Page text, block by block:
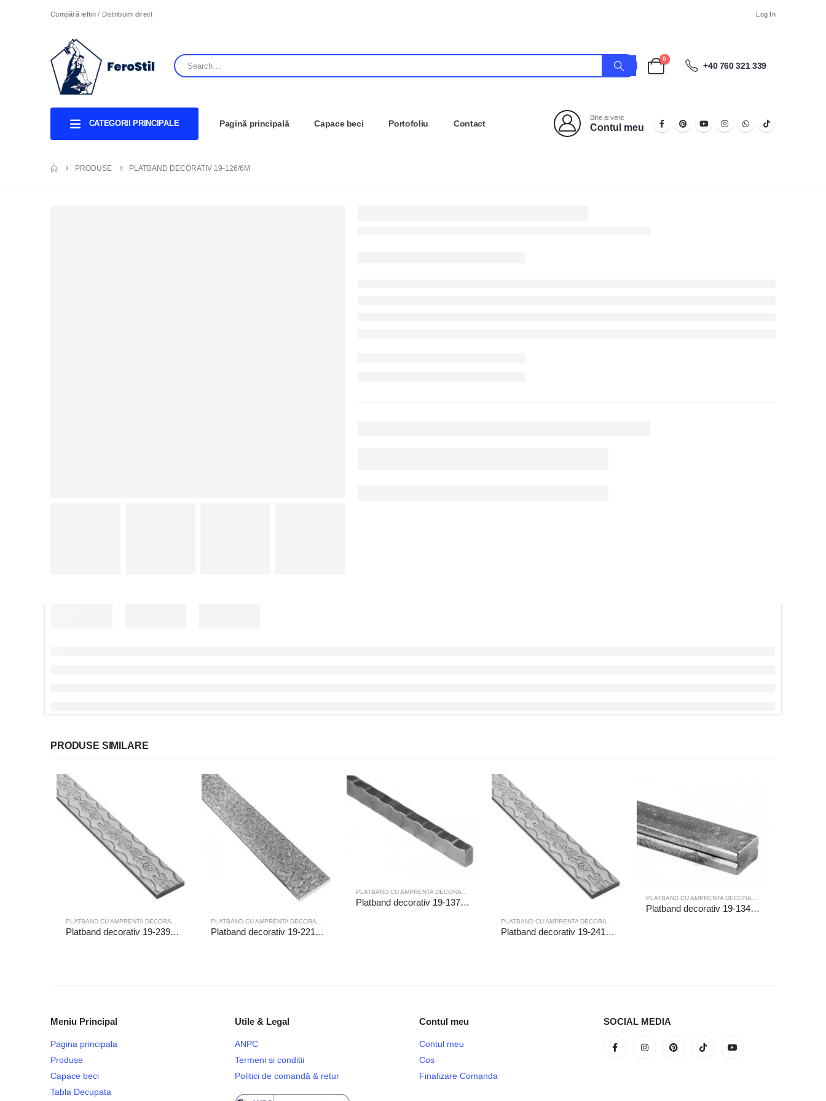
Cumpără ieftin / Distribuim direct Log In
0
+40 760 321 339
CATEGORII PRINCIPALE Pagină principală Capace beci Portofoliu Contact
Bine ai venit
Contul meu
PRODUSE PLATBAND DECORATIV 19-126/6M
PRODUSE SIMILARE
PLATBAND CU AMPRENTA DECORATIVA
Platband decorativ 19-239/6m
PLATBAND CU AMPRENTA DECORATIVA
Platband decorativ 19-221/3m
Platband decorativ 19-137/6m
PLATBAND CU AMPRENTA DECORATIVA
Platband decorativ 19-241/6m
PLATBAND CU AMPRENTA DECORATIVA
Platband decorativ 19-134/6m
Meniu Principal
Pagina principala
Produse
Capace beci
Tabla Decupata
Utile & Legal
ANPC
Termeni si conditii
Politici de comandă & retur
Contul meu
Contul meu
Cos
Finalizare Comanda
SOCIAL MEDIA